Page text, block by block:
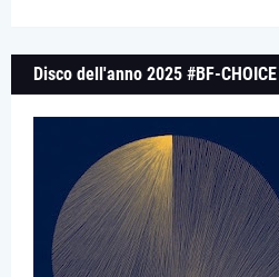
Disco dell'anno 2025 #BF-CHOICE